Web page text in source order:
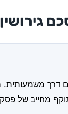
משמעותית.
מחייב של פסק